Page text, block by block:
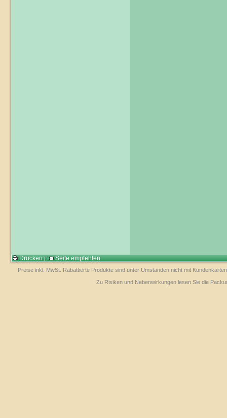
Drucken Seite empfehlen
Preise inkl. MwSt. Rabattierte Produkte sind unter Umständen nicht mit
Zu Risiken und Nebenwirkungen lesen Sie die